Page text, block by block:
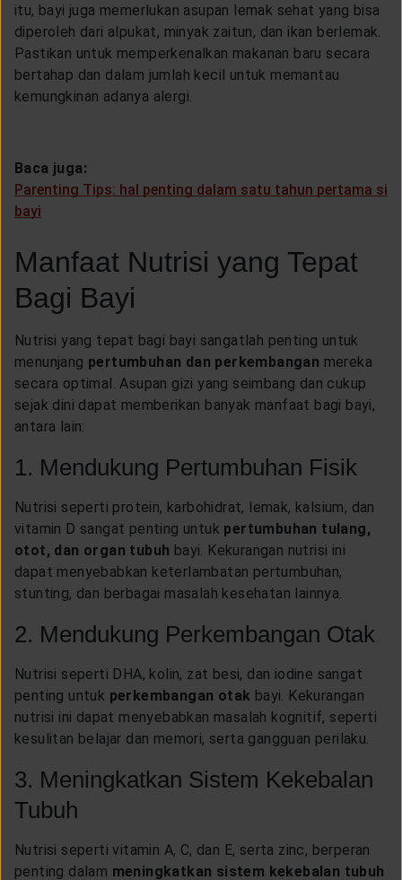
itu, bayi juga memerlukan asupan lemak sehat yang bisa
diperoleh dari alpukat, minyak zaitun, dan ikan berlemak.
Pastikan untuk memperkenalkan makanan baru secara
bertahap dan dalam jumlah kecil untuk memantau
kemungkinan adanya alergi.
Baca juga:
Parenting Tips: hal penting dalam satu tahun pertama si
bayi
Manfaat Nutrisi yang Tepat
Bagi Bayi
Nutrisi yang tepat bagi bayi sangatlah penting untuk
menunjang pertumbuhan dan perkembangan mereka
secara optimal. Asupan gizi yang seimbang dan cukup
sejak dini dapat memberikan banyak manfaat bagi bayi,
antara lain:
1. Mendukung Pertumbuhan Fisik
Nutrisi seperti protein, karbohidrat, lemak, kalsium, dan
vitamin D sangat penting untuk pertumbuhan tulang,
otot, dan organ tubuh bayi. Kekurangan nutrisi ini
dapat menyebabkan keterlambatan pertumbuhan,
stunting, dan berbagai masalah kesehatan lainnya.
2. Mendukung Perkembangan Otak
Nutrisi seperti DHA, kolin, zat besi, dan iodine sangat
penting untuk perkembangan otak bayi. Kekurangan
nutrisi ini dapat menyebabkan masalah kognitif, seperti
kesulitan belajar dan memori, serta gangguan perilaku.
3. Meningkatkan Sistem Kekebalan
Tubuh
Nutrisi seperti vitamin A, C, dan E, serta zinc, berperan
penting dalam meningkatkan sistem kekebalan tubuh